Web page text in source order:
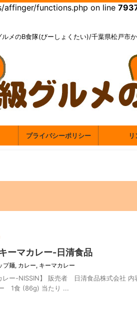
affinger/functions.php on line
ルメのB食隊(びーしょくたい)/千葉県松戸市
プライバシーポリシー
ーマカレー-日清食品
プ麺, カレー, キーマカレー
レー-NISSIN】 販売者 日清食品株式会
1食 (86g) 当たり ...